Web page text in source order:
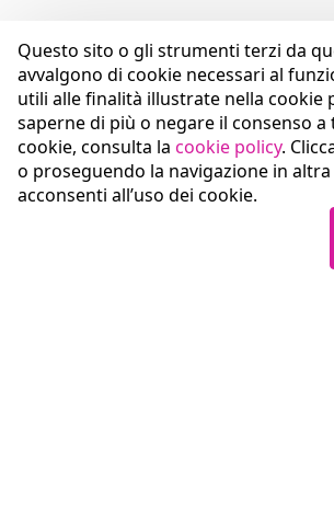
Questo sito o gli strumenti terzi da
avvalgono di cookie necessari al
utili alle finalità illustrate nella cookie
saperne di più o negare il consenso
cookie, consulta la cookie policy.
o proseguendo la navigazione in
acconsenti all’uso dei cookie.